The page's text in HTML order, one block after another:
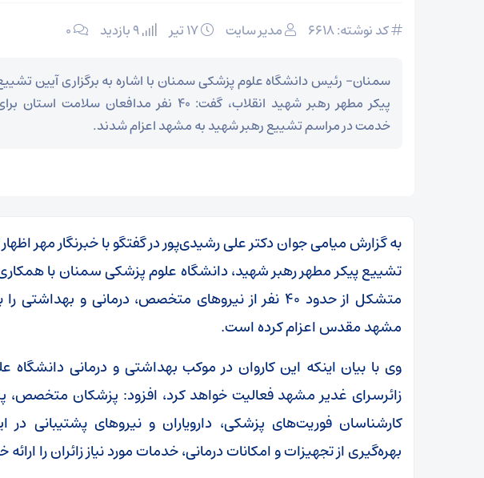
کد نوشته: 6618 مدیر سایت ۰
سمنان- رئیس دانشگاه علوم پزشکی سمنان با اشاره به برگزاری آیین
پیکر مطهر رهبر شهید انقلاب، گفت: ۴۰ نفر مدافعان سلامت استان
خدمت‌ در مراسم تشییع رهبر شهید به مشهد اعزام شدند.
به گزارش میامی جوان دکتر علی رشیدی‌پور در گفتگو با خبرنگار مهر
تشییع پیکر مطهر رهبر شهید، دانشگاه علوم پزشکی سمنان با
متشکل از حدود ۴۰ نفر از نیروهای متخصص، درمانی و
مشهد مقدس اعزام کرده است.
وی با بیان اینکه این کاروان در موکب بهداشتی و درمانی
زائرسرای غدیر مشهد فعالیت خواهد کرد، افزود: پزشکان متخصص،
کارشناسان فوریت‌های پزشکی، دارویاران و نیروهای پشتیبانی در
بهره‌گیری از تجهیزات و امکانات درمانی، خدمات مورد نیاز زائران را ارائه
بقائی: برنامه‌ای برای سفر به قطر و پاکستان نداریم
دستگیری سارقان